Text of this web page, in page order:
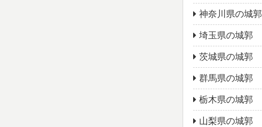
神奈川県の城郭
埼玉県の城郭
茨城県の城郭
群馬県の城郭
栃木県の城郭
山梨県の城郭